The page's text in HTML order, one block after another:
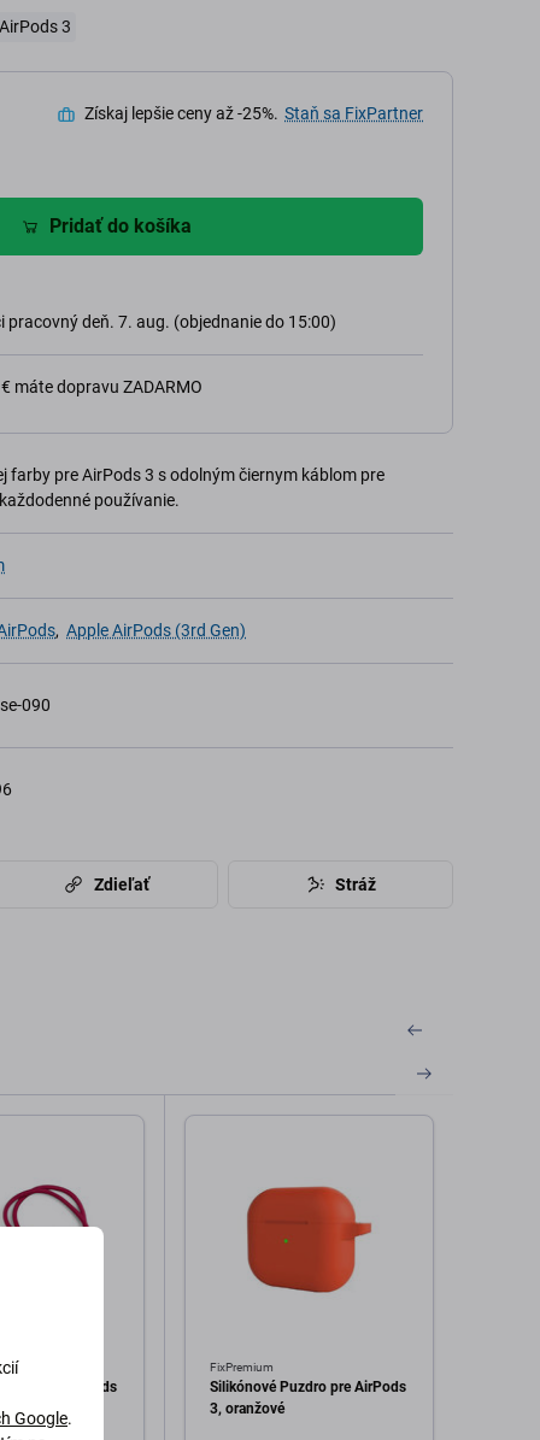
3
Získaj lepšie ceny až -25%. Staň sa FixPartner
Pridať do košíka
pracovný deň. 7. aug. (objednanie do 15:00)
máte dopravu ZADARMO
farby pre AirPods 3 s odolným čiernym káblom pre
používanie.
, Apple AirPods (3rd Gen)
090
Zdieľať Stráž
pre AirPods
FixPremium
Silikónové Puzdro pre AirPods
3, oranžové
Google.